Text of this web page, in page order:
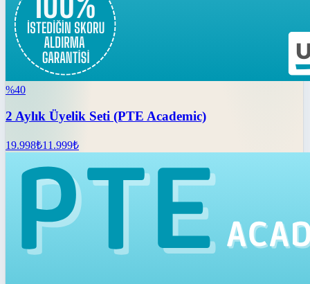
%40
2 Aylık Üyelik Seti (PTE Academic)
19.998₺11.999₺